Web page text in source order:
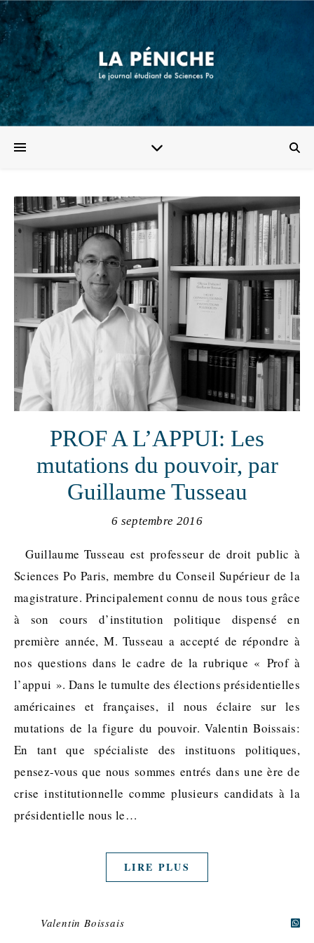
PROF A L’APPUI: Les
mutations du pouvoir, par
Guillaume Tusseau
6 septembre 2016
Guillaume Tusseau est professeur de droit public à
Sciences Po Paris, membre du Conseil Supérieur de la
magistrature. Principalement connu de nous tous grâce
à son cours d’institution politique dispensé en
première année, M. Tusseau a accepté de répondre à
nos questions dans le cadre de la rubrique « Prof à
l’appui ». Dans le tumulte des élections présidentielles
américaines et françaises, il nous éclaire sur les
mutations de la figure du pouvoir. Valentin Boissais:
En tant que spécialiste des instituons politiques,
pensez-vous que nous sommes entrés dans une ère de
crise institutionnelle comme plusieurs candidats à la
présidentielle nous le…
LIRE PLUS
Valentin Boissais